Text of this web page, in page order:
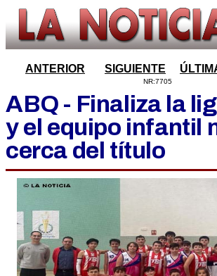
ANTERIOR SIGUIENTE
NR:7705
ABQ - Finaliza la
y el equipo infantil
cerca del título